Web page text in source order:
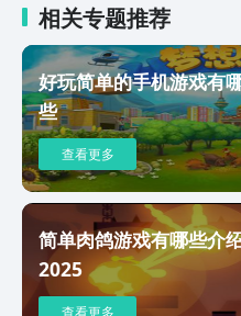
抗：遭遇AI
他萌兽小队
打败AI怪
提升自身
略撤离：
离，或者
配，打造
【卡通休
时长控制
队模式，适
成：局外
来技能效
长。
相关专题推荐
好玩简单的手机游戏有
些
查看更多
简单肉鸽游戏有哪些介
2025
查看更多